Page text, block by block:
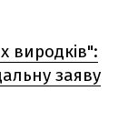
виродків":
заяву